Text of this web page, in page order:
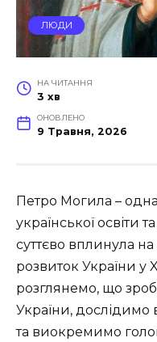
ЛЮДИ
НА ЧИТАННЯ
3 хв
ОНОВЛЕНО
9 Травня, 2026
Петро Могила – одна
української освіти
суттєво вплинула
розвиток України у
розглянемо, що
України, дослідимо
та виокремимо